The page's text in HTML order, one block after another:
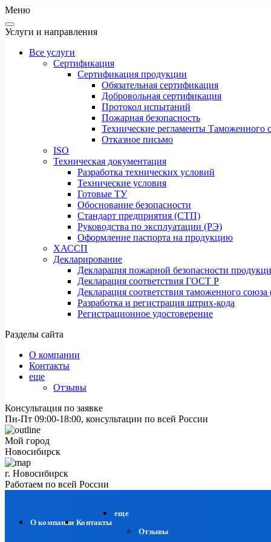
Меню
Услуги и направления
Все услуги
Сертификация
Сертификация продукции
Обязательная сертификация
Добровольная сертификация
Протокол испытаний
Пожарная безопасность
Технические регламенты Таможенного
Отказное письмо
ISO
Техническая документация
Разработка технических условий
Технические условия
Готовые ТУ
Обоснование безопасности
Стандарт предприятия (СТП)
Руководства по эксплуатации (РЭ)
Оформление паспорта на продукцию
ХАССП
Декларирование
Декларация пожарной безопасности
Декларация соответствия ГОСТ Р
Декларация соответствия таможенного
Разработка и регистрация штрих-кода
Регистрационное удостоверение
Разделы сайта
О компании
Контакты
еще
Отзывы
Консультация по заявке
Пн-Пт 09:00-18:00, консультации по всей России
Мой город
Новосибирск
г. Новосибирск
Работаем по всей России
О компании Контакты
еще
Отзывы